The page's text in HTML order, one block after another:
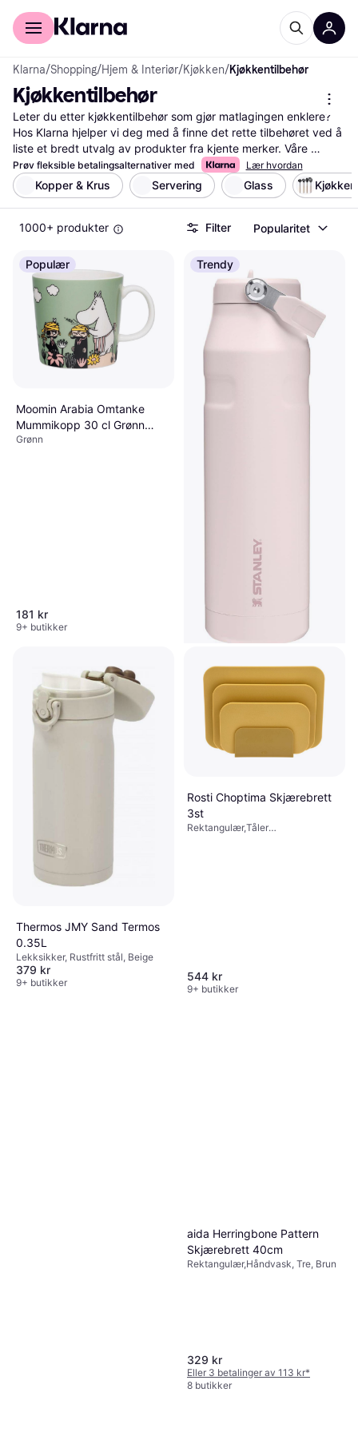
For kunder
Klarna/Shopping/Hjem & Interiør/Kjøkken/Kjøkkentilbehør
Kjøkkentilbehør
Leter du etter kjøkkentilbehør som gjør matlagingen enklere?
Hos Klarna hjelper vi deg med å finne det rette tilbehøret ved å
liste et bredt utvalg av produkter fra kjente merker. Våre
praktiske filter gjør det enkelt å sortere etter pris, funksjoner
eller brukeranmeldelser. Enten du ser etter en ny kniv, gryte
eller kjøkkenmaskin, kan du raskt finne det som passer dine
behov og ditt budsjett. Med våre oppdaterte prisoversikter kan
du enkelt sammenligne priser og få mest mulig for pengene.
produktets kvalitet og funksjon. Vi ønsker å gjøre din
beslutning enklere ved å gi deg all nødvendig informasjon på
ett sted. Start her for å finne det beste kjøkkentilbehøret og
oppgradere ditt kjøkken i dag!
Les mer om kjøkkentilbehør her
Prøv fleksible betalingsalternativer med Lær hvordan
Kopper & Krus Servering Glass
1000+ produkter Filter Popularitet
Populær
Moomin Arabia Omtanke
Mummikopp 30 cl Grønn
Kopp
Grønn
181 kr
9+ butikker
Trendy
Stanley Bottle Flip Straw 700
ml Termokopp 106cl
Med håndtak, Hengehull, BPA-fri,
Tåler oppvaskmaskin, Lekksikker,
Rustfritt stål, Rosa
376 kr
Eller 3 betalinger av 130 kr
8 butikker
Thermos JMY Sand Termos
0.35L
Lekksikker, Rustfritt stål, Beige
379 kr
9+ butikker
Rosti Choptima Skjærebrett
3st
Rektangulær,Tåler
544 kr
9+ butikker
aida Herringbone Pattern
Skjærebrett 40cm
Rektangulær,Håndvask, Tre, Brun
329 kr
Eller 3 betalinger av 113 kr*
8 butikker